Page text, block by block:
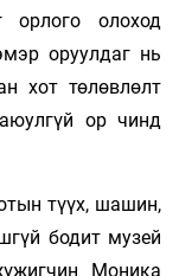
орлого олоход
оруулдаг нь
хот төлөвлөлт
ор­ чинд
түүх, шашин,
бодит музей
Моника